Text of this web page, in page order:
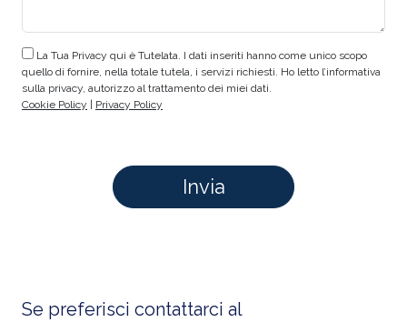
La Tua Privacy qui è Tutelata. I dati inseriti hanno come unico scopo
quello di fornire, nella totale tutela, i servizi richiesti. Ho letto l’informativa
sulla privacy, autorizzo al trattamento dei miei dati.
Cookie Policy
Privacy Policy
Se preferisci contattarci al